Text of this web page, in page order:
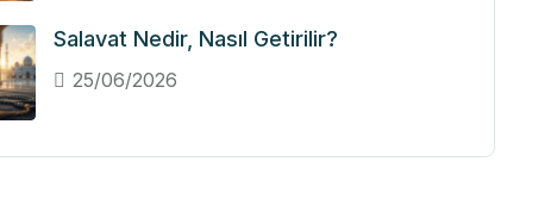
Salavat Nedir, Nasıl Getirilir?
25/06/2026